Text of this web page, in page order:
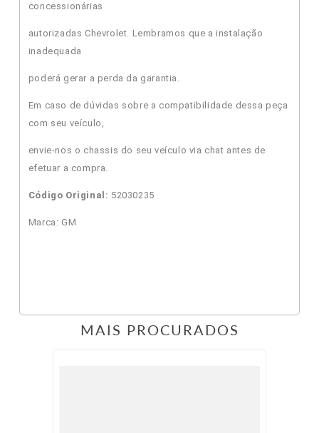
concessionárias
autorizadas Chevrolet. Lembramos que a instalação
inadequada
poderá gerar a perda da garantia.
Em caso de dúvidas sobre a compatibilidade dessa peça
com seu veículo,
envie-nos o chassis do seu veículo via chat antes de
efetuar a compra.
Código Original: 52030235
Marca: GM
MAIS PROCURADOS